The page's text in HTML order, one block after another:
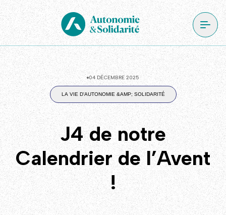
04 DÉCEMBRE 2025
LA VIE D'AUTONOMIE &AMP; SOLIDARITÉ
J4 de notre
Calendrier de l’Avent
!